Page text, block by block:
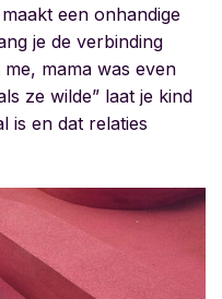
een onhandige
je de verbinding
mama was even
ze wilde” laat je kind
is en dat relaties